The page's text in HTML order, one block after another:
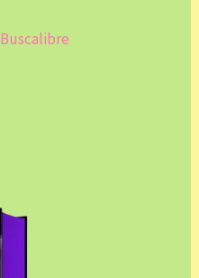
Buscalibre